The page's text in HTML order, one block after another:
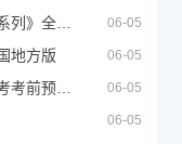
06-05
地方版 06-05
06-05
06-05